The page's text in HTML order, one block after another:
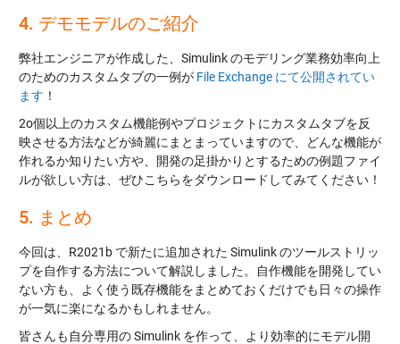
4. デモモデルのご紹介
弊社エンジニアが作成した、Simulink のモデリング業務効率向上
のためのカスタムタブの一例がFile Exchange にて公開されてい
ます ！
2o個以上のカスタム機能例やプロジェクトにカスタムタブを反
映させる方法などが綺麗にまとまっていますので、どんな機能が
作れるか知りたい方や、開発の足掛かりとするための例題ファイ
ルが欲しい方は、ぜひこちらをダウンロードしてみてください！
5. まとめ
今回は、R2021b で新たに追加された Simulink のツールストリッ
プを自作する方法について解説しました。自作機能を開発してい
ない方も、よく使う既存機能をまとめておくだけでも日々の操作
が一気に楽になるかもしれません。
皆さんも自分専用の Simulink を作って、より効率的にモデル開